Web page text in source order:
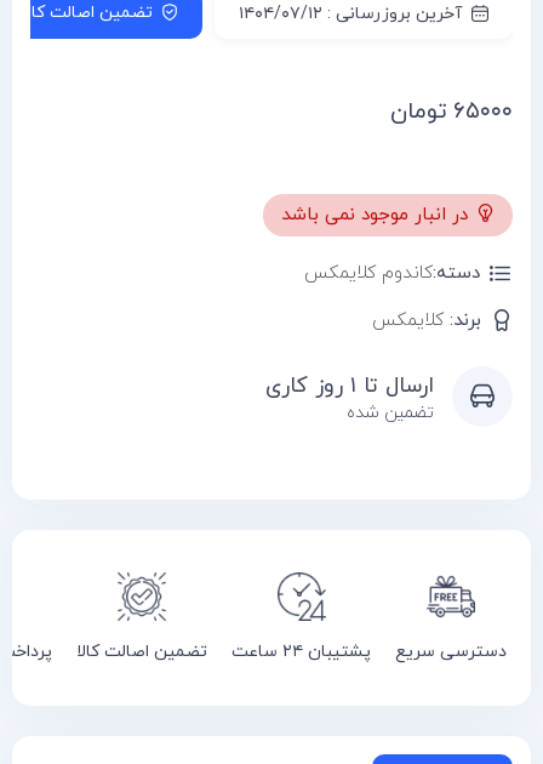
آخرین بروزرسانی : ۱۴۰۴/۰۷/۱۲ تضمین اصالت کالا
۶۵۰۰۰ تومان
در انبار موجود نمی باشد
دسته:کاندوم کلایمکس
برند: کلایمکس
ارسال تا ۱ روز کاری
تضمین شده
دسترسی سریع پشتیبان ۲۴ ساعت تضمین اصالت کالا